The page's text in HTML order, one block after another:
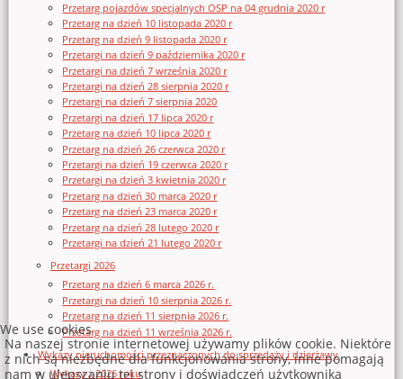
Przetarg pojazdów specjalnych OSP na 04 grudnia 2020 r
Przetarg na dzień 10 listopada 2020 r
Przetarg na dzień 9 listopada 2020 r
Przetargi na dzień 9 października 2020 r
Przetargi na dzień 7 września 2020 r
Przetargi na dzień 28 sierpnia 2020 r
Przetargi na dzień 7 sierpnia 2020
Przetargi na dzień 17 lipca 2020 r
Przetarg na dzień 10 lipca 2020 r
Przetarg na dzień 26 czerwca 2020 r
Przetargi na dzień 19 czerwca 2020 r
Przetargi na dzień 3 kwietnia 2020 r
Przetarg na dzień 30 marca 2020 r
Przetarg na dzień 23 marca 2020 r
Przetarg na dzień 28 lutego 2020 r
Przetargi na dzień 21 lutego 2020 r
Przetargi 2026
Przetarg na dzień 6 marca 2026 r.
Przetargi na dzień 10 sierpnia 2026 r.
Przetarg na dzień 11 sierpnia 2026 r.
Przetarg na dzień 11 września 2026 r.
Wykazy nieruchomości przeznaczonych do sprzedaży i dzierżawy
Wykazy z 2026 roku
We use cookies
Na naszej stronie internetowej używamy plików cookie. Niektóre
z nich są niezbędne dla funkcjonowania strony, inne pomagają
nam w ulepszaniu tej strony i doświadczeń użytkownika